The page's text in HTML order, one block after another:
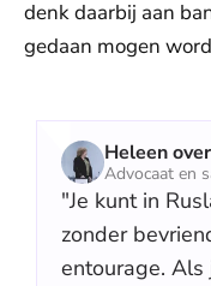
denk daarbij aan
gedaan mogen
Heleen
Advocaat en
"Je kunt in
zonder
entourage.